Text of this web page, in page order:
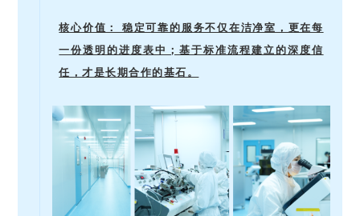
核心价值： 稳定可靠的服务不仅在洁净室，更在每
一份透明的进度表中；基于标准流程建立的深度信
任，才是长期合作的基石。